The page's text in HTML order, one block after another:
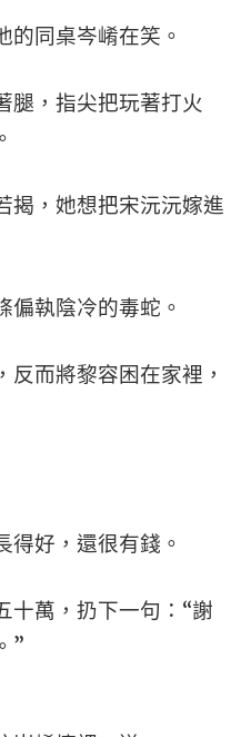
的同桌岑崤在笑。
腿，指尖把玩著打火
揭，她想把宋沅沅嫁進
偏執陰冷的毒蛇。
反而將黎容困在家裡，
得好，還很有錢。
十萬，扔下一句：“謝
”